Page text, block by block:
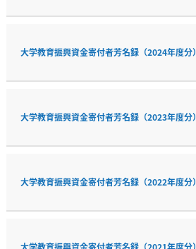
大学教育振興資金寄付者芳名録（2024年度分）
大学教育振興資金寄付者芳名録（2023年度分）
大学教育振興資金寄付者芳名録（2022年度分）